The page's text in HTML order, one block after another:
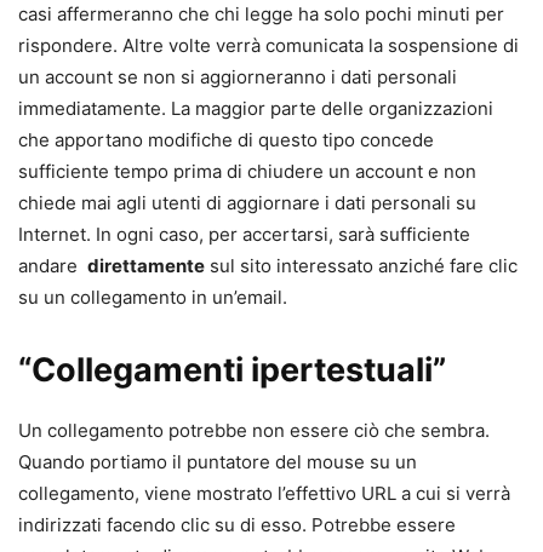
casi affermeranno che chi legge ha solo pochi minuti per
rispondere. Altre volte verrà comunicata la sospensione di
un account se non si aggiorneranno i dati personali
immediatamente. La maggior parte delle organizzazioni
che apportano modifiche di questo tipo concede
sufficiente tempo prima di chiudere un account e non
chiede mai agli utenti di aggiornare i dati personali su
Internet. In ogni caso, per accertarsi, sarà sufficiente
andare direttamente sul sito interessato anziché fare clic
su un collegamento in un’email.
“Collegamenti ipertestuali”
Un collegamento potrebbe non essere ciò che sembra.
Quando portiamo il puntatore del mouse su un
collegamento, viene mostrato l’effettivo URL a cui si verrà
indirizzati facendo clic su di esso. Potrebbe essere